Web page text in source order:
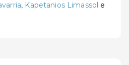
, Kapetanios Limassol e